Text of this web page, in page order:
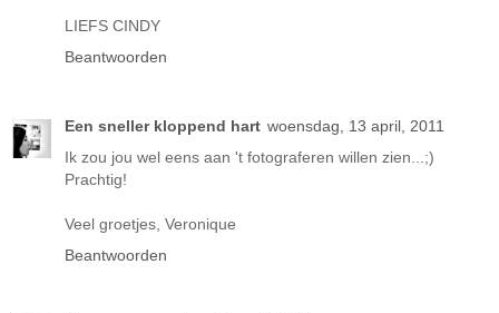
LIEFS CINDY
Beantwoorden
Een sneller kloppend hart woensdag, 13 april, 2011
Ik zou jou wel eens aan 't fotograferen willen zien...;)
Prachtig!
Veel groetjes, Veronique
Beantwoorden